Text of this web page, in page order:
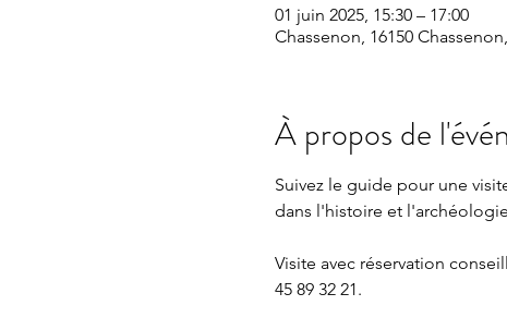
01 juin 2025, 15:30 – 17:00
Chassenon, 16150
À propos de
Suivez le guide pour une
dans l'histoire et
Visite avec réservation
45 89 32 21.